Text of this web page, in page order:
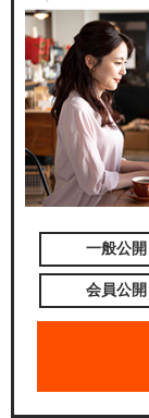
一般公開
会員公開